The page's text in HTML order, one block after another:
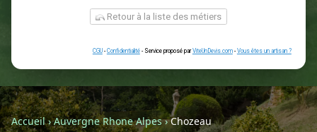
ou
Géolocalisez-moi automatiquement !
Accueil›Auvergne Rhone Alpes›Chozeau